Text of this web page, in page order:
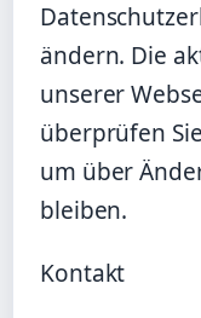
ändern. Die
unserer
überprüfen
um über
bleiben.
Kontakt